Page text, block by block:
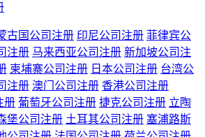
古国公司注册 印尼公司注册 菲律宾公
注册 马来西亚公司注册 新加坡公司注
柬埔寨公司注册 日本公司注册 台湾公
注册 澳门公司注册 香港公司注册
册 葡萄牙公司注册 捷克公司注册 立陶
堡公司注册 土耳其公司注册 塞浦路斯